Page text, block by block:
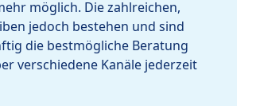
möglich. Die zahlreichen,
jedoch bestehen und sind
die bestmögliche Beratung
verschiedene Kanäle jederzeit